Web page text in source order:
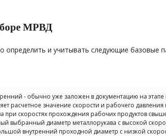
МРВД
определить и учитывать следующие базовые
- обычно уже заложен в документацию на
расчетное значение скорости и рабочего
при скоростях прохождения рабочих продуктов
выбранный диаметр металлорукава с высокой
внутренний проходной диаметр с низкой